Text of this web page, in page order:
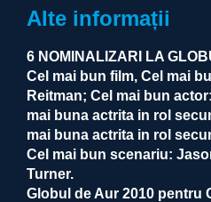
Alte informații
6 NOMINALIZARI LA
Cel mai bun film, Cel mai
Reitman; Cel mai bun
mai buna actrita in rol
mai buna actrita in rol
Cel mai bun scenariu:
Turner.
Globul de Aur 2010 pentru